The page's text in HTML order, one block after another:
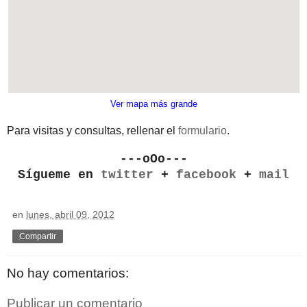
Ver mapa más grande
Para visitas y consultas, rellenar el formulario.
---oOo---
Sígueme en twitter + facebook + mail
en lunes, abril 09, 2012
Compartir
No hay comentarios:
Publicar un comentario